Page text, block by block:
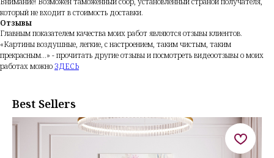
который не входит в стоимость доставки.
Отзывы
Главным показателем качества моих работ являются отзывы клиентов.
«Картины воздушные, легкие, с настроением, таким чистым, таким
прекрасным...» - прочитать другие отзывы и посмотреть видеоотзывы о моих
работах можноЗДЕСЬ
Best Sellers